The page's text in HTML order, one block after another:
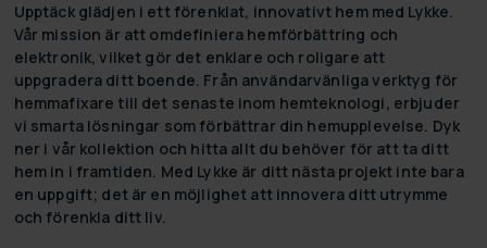
Upptäck glädjen i ett förenklat, innovativt hem med Lykke.
Vår mission är att omdefiniera hemförbättring och
elektronik, vilket gör det enklare och roligare att
uppgradera ditt boende. Från användarvänliga verktyg för
hemmafixare till det senaste inom hemteknologi, erbjuder
vi smarta lösningar som förbättrar din hemupplevelse. Dyk
ner i vår kollektion och hitta allt du behöver för att ta ditt
hem in i framtiden. Med Lykke är ditt nästa projekt inte bara
en uppgift; det är en möjlighet att innovera ditt utrymme
och förenkla ditt liv.